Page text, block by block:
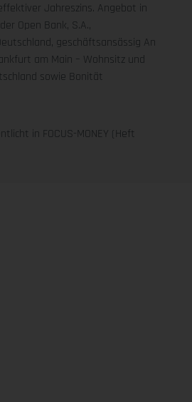
Jahreszins. Angebot in
Open Bank, S.A.,
geschäftsansässig An
am Main – Wohnsitz und
sowie Bonität
in FOCUS-MONEY (Heft